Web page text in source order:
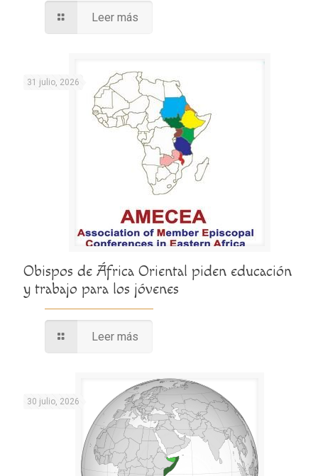
Leer más
31 julio, 2026
Obispos de África Oriental piden educación
y trabajo para los jóvenes
Leer más
30 julio, 2026